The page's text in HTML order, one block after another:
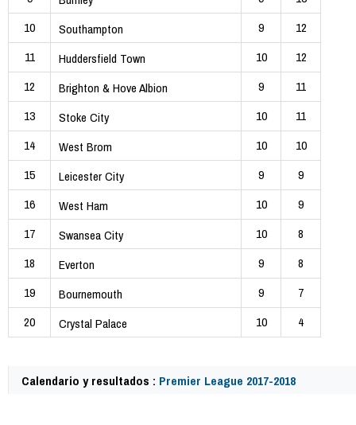
10
Southampton 9
12
11
Huddersfield Town 10
12
12
Brighton & Hove Albion 9
11
13
Stoke City 10
11
14
West Brom 10
10
15
Leicester City 9
9
16
West Ham 10
9
17
Swansea City 10
8
18
Everton 9
8
19
Bournemouth 9
7
20
Crystal Palace 10 4
Calendario y resultados : Premier League 2017-2018